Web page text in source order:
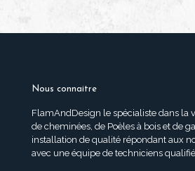
Nous connaitre
FlamAndDesign le spécialiste dans la
de cheminées, de Poèles à bois et de
installation de qualité répondant aux
avec une équipe de techniciens